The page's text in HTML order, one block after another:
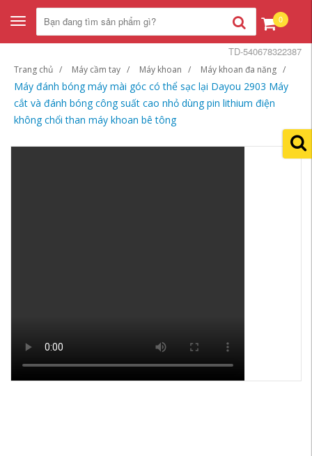
Toggle
navigation
0
Trang chủ Máy cầm tay Máy khoan Máy khoan đa năng
Máy đánh bóng máy mài góc có thể sạc lại Dayou 2903 Máy
cắt và đánh bóng công suất cao nhỏ dùng pin lithium điện
không chổi than máy khoan bê tông
TD-540678322387